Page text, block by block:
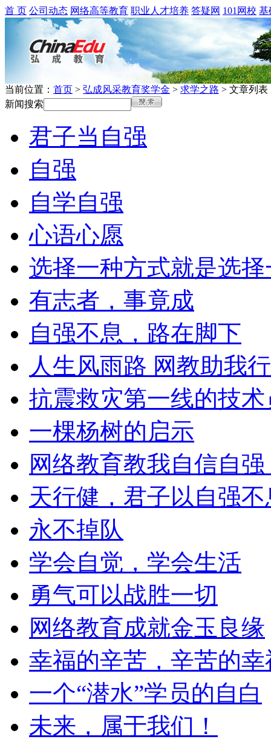
首 页 公司动态 网络高等教育 职业人才培养 答疑网 101网校 基
当前位置： 首页 > 弘成风采教育奖学金 > 求学之路 > 文章列表
新闻搜索
君子当自强
自强
自学自强
心语心愿
选择一种方式就是选
有志者，事竟成
自强不息，路在脚下
人生风雨路 网教助我行
抗震救灾第一线的技术
一棵杨树的启示
网络教育教我自信自
天行健，君子以自强不
永不掉队
学会自觉，学会生活
勇气可以战胜一切
网络教育成就金玉良缘
幸福的辛苦，辛苦的幸
一个“潜水”学员的自白
未来，属于我们！